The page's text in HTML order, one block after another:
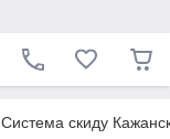
Система скиду